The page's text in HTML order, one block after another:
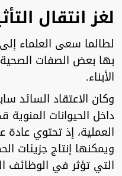
لغز انتقال
لطالما سعى العلماء
بها بعض الصفات الصحية
الأبناء.
وكان الاعتقاد السائد
داخل الحيوانات
العملية، إذ تحتوي
التي تؤثر في الوظائف